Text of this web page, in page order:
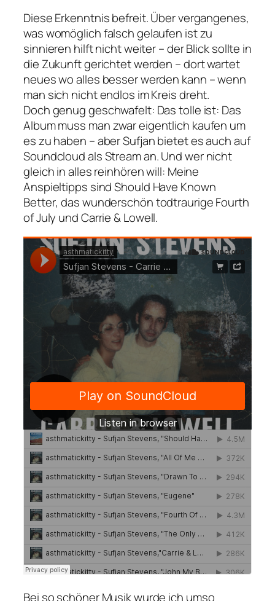
Diese Erkenntnis befreit. Über vergangenes,
was womöglich falsch gelaufen ist zu
sinnieren hilft nicht weiter – der Blick sollte in
die Zukunft gerichtet werden – dort wartet
neues wo alles besser werden kann – wenn
man sich nicht endlos im Kreis dreht.
Doch genug geschwafelt: Das tolle ist: Das
Album muss man zwar eigentlich kaufen um
es zu haben – aber Sufjan bietet es auch auf
Soundcloud als Stream an. Und wer nicht
gleich in alles reinhören will: Meine
Anspieltipps sindShould Have Known
Better, das wunderschön todtraurigeFourth
of July undCarrie & Lowell.
Bei so schöner Musik wurde ich umso